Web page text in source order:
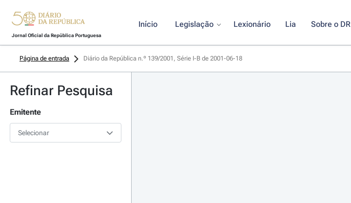
Jornal Oficial da República Portuguesa
Início Legislação Lexionário Lia Sobre o DR
Página de entrada Diário da República n.º 139/2001, Série I-B de 2001-06-18
Refinar Pesquisa
Emitente
Selecionar